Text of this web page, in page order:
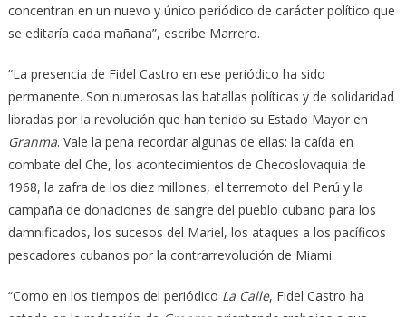
concentran en un nuevo y único periódico de carácter político que
se edita­ría cada mañana”, escribe Marrero.
“La presencia de Fidel Castro en ese periódico ha sido
permanente. Son numerosas las batallas políticas y de solidaridad
libradas por la revolución que han tenido su Estado Mayor en
Granma. Vale la pena recordar algu­nas de ellas: la caída en
combate del Che, los acontecimientos de Checoslovaquia de
1968, la zafra de los diez millones, el terremoto del Perú y la
campaña de donaciones de sangre del pueblo cubano para los
damnificados, los sucesos del Mariel, los ataques a los pacíficos
pescadores cubanos por la contrarrevolución de Miami.
“Como en los tiempos del periódico La Calle, Fidel Castro ha